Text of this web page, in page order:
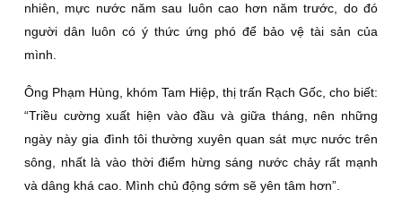
nhiên, mực nước năm sau luôn cao hơn năm trước, do đó
người dân luôn có ý thức ứng phó để bảo vệ tài sản của
mình.
Ông Phạm Hùng, khóm Tam Hiệp, thị trấn Rạch Gốc, cho biết:
“Triều cường xuất hiện vào đầu và giữa tháng, nên những
ngày này gia đình tôi thường xuyên quan sát mực nước trên
sông, nhất là vào thời điểm hừng sáng nước chảy rất mạnh
và dâng khá cao. Mình chủ động sớm sẽ yên tâm hơn”.